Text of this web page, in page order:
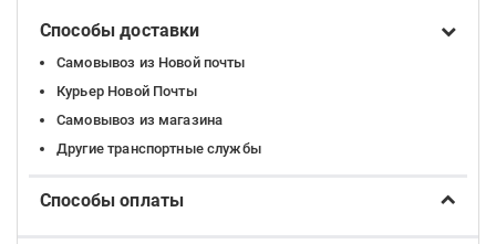
Способы доставки
Самовывоз из Новой почты
Курьер Новой Почты
Самовывоз из магазина
Другие транспортные службы
Способы оплаты